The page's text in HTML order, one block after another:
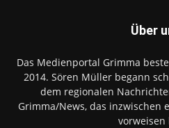
Über
Das Medienportal Grimma
2014. Sören Müller begann
dem regionalen
Grimma/News, das inzwischen
vorweisen